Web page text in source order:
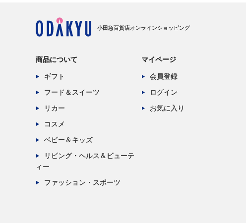
小田急百貨店オンラインショッピング
商品について
ギフト
フード＆スイーツ
リカー
コスメ
ベビー＆キッズ
リビング・ヘルス＆ビューテ
ィー
ファッション・スポーツ
マイページ
会員登録
ログイン
お気に入り